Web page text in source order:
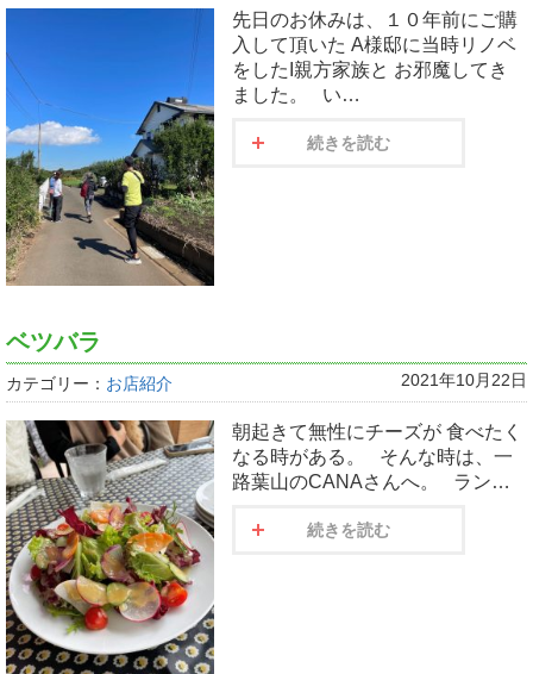
先日のお休みは、１０年前にご購
入して頂いた A様邸に当時リノベ
をしたI親方家族と お邪魔してき
ました。 い…
続きを読む
ベツバラ
カテゴリー： お店紹介 2021年10月22日
朝起きて無性にチーズが 食べたく
なる時がある。 そんな時は、一
路葉山のCANAさんへ。 ラン…
続きを読む